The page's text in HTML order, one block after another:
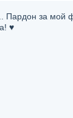
Пардон за мой
♥